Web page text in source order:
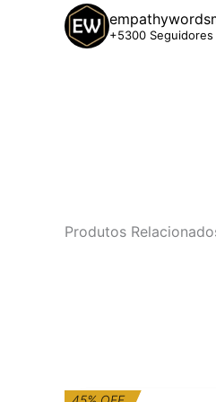
+5300
Produtos
O
O